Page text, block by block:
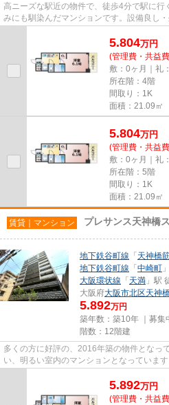
高ニーズな駅近の物件で、徒歩4分で駅に
みにも馴染んだマンションです。設備良し
5.804万円
(管理費・共益
敷：0ヶ月｜礼
所在階：4階
間取り：1K
面積：21.09㎡
5.804万円
(管理費・共益
敷：0ヶ月｜礼
所在階：5階
間取り：1K
面積：21.09㎡
賃貸｜マンション プレサンス天神橋
地下鉄谷町線 「 天神橋
地下鉄谷町線 「 中崎町
大阪環状線 「 天満 」駅
大阪府大阪市北区天神
5.892万円
築年数：築10年 ｜募集
階数：12階建
多くの方に好評の、2016年築の物件となっ
い、明るい室内のマンションとなっていま
5.892万円
(管理費・共益